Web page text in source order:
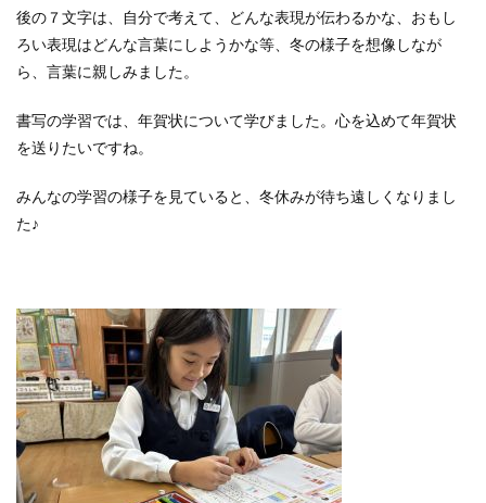
後の７文字は、自分で考えて、どんな表現が伝わるかな、おもし
ろい表現はどんな言葉にしようかな等、冬の様子を想像しなが
ら、言葉に親しみました。
書写の学習では、年賀状について学びました。心を込めて年賀状
を送りたいですね。
みんなの学習の様子を見ていると、冬休みが待ち遠しくなりまし
た♪